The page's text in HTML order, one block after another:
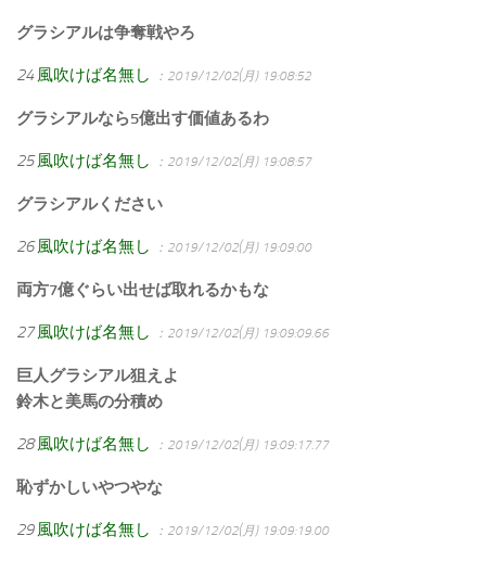
グラシアルは争奪戦やろ
24 風吹けば名無し ：2019/12/02(月) 19:08:52
グラシアルなら5億出す価値あるわ
25 風吹けば名無し ：2019/12/02(月) 19:08:57
グラシアルください
26 風吹けば名無し ：2019/12/02(月) 19:09:00
両方7億ぐらい出せば取れるかもな
27 風吹けば名無し ：2019/12/02(月) 19:09:09.66
巨人グラシアル狙えよ
鈴木と美馬の分積め
28 風吹けば名無し ：2019/12/02(月) 19:09:17.77
恥ずかしいやつやな
29 風吹けば名無し ：2019/12/02(月) 19:09:19.00